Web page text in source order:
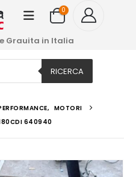
0
Grauita in Italia
RICERCA
, MOTORI
180CDI 640940